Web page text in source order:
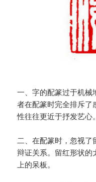
一、字的配篆过于机
者在配篆时完全排斥了
性往往更近于抒发艺心。
二、在配篆时，忽视
辩证关系。留红形状
上的呆板。